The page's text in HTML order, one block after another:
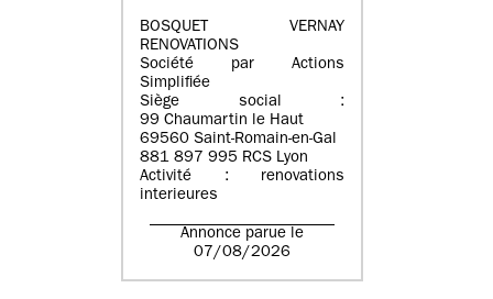
BOSQUET VERNAY
RENOVATIONS
Société par Actions
Simplifiée
Siège social :
99 Chaumartin le Haut
69560 Saint-Romain-en-Gal
881 897 995 RCS Lyon
Activité : renovations
interieures
Annonce parue le
07/08/2026